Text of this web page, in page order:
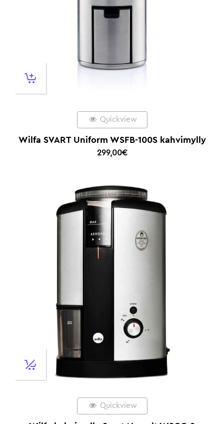
Quickview
Wilfa SVART Uniform WSFB-100S kahvimylly
299,00€
Quickview